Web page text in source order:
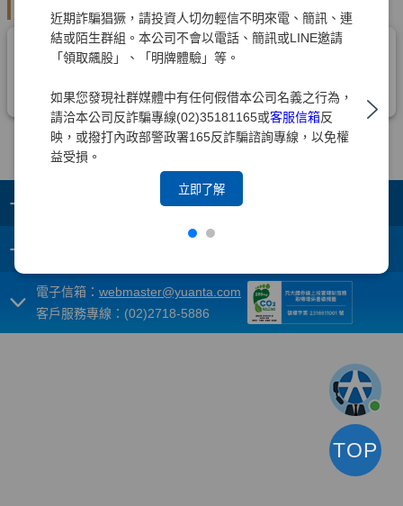
近期詐騙猖獗，請投資人切勿輕信不明來電、簡訊、連
結或陌生群組。本公司不會以電話、簡訊或LINE邀請
「領取飆股」、「明牌體驗」等。
如果您發現社群媒體中有任何假借本公司名義之行為，
請洽本公司反詐騙專線(02)35181165或客服信箱反
映，或撥打內政部警政署165反詐騙諮詢專線，以免權
益受損。
立即了解
+
+
電子信箱： webmaster@yuanta.com
客戶服務專線：(02)2718-5886
TOP